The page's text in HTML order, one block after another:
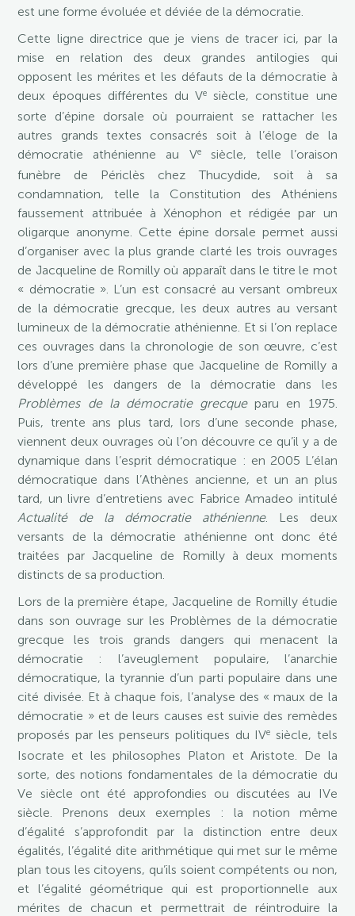
est une forme évoluée et déviée de la démocratie.
Cette ligne directrice que je viens de tracer ici, par la
mise en relation des deux grandes antilogies qui
opposent les mérites et les défauts de la démocratie à
deux époques différentes du Ve
siècle, constitue une
sorte d’épine dorsale où pourraient se rattacher les
autres grands textes consacrés soit à l’éloge de la
démocratie athénienne au Vesiècle, telle l’oraison
funèbre de Périclès chez Thucydide, soit à sa
condamnation, telle la Constitution des Athéniens
faussement attribuée à Xénophon et rédigée par un
oligarque anonyme. Cette épine dorsale permet aussi
d’organiser avec la plus grande clarté les trois ouvrages
de Jacqueline de Romilly où apparaît dans le titre le mot
« démocratie ». L’un est consacré au versant ombreux
de la démocratie grecque, les deux autres au versant
lumineux de la démocratie athénienne. Et si l’on replace
ces ouvrages dans la chronologie de son œuvre, c’est
lors d’une première phase que Jacqueline de Romilly a
développé les dangers de la démocratie dans les
Problèmes de la démocratie grecqueparu en 1975.
Puis, trente ans plus tard, lors d’une seconde phase,
viennent deux ouvrages où l’on découvre ce qu’il y a de
dynamique dans l’esprit démocratique : en 2005 L’élan
démocratique dans l’Athènes ancienne, et un an plus
tard, un livre d’entretiens avec Fabrice Amadeo intitulé
Actualité de la démocratie athénienne. Les deux
versants de la démocratie athénienne ont donc été
traitées par Jacqueline de Romilly à deux moments
distincts de sa production.
Lors de la première étape, Jacqueline de Romilly étudie
dans son ouvrage sur les Problèmes de la démocratie
grecque les trois grands dangers qui menacent la
démocratie : l’aveuglement populaire, l’anarchie
démocratique, la tyrannie d’un parti populaire dans une
cité divisée. Et à chaque fois, l’analyse des « maux de la
démocratie » et de leurs causes est suivie des remèdes
proposés par les penseurs politiques du IVe siècle, tels
Isocrate et les philosophes Platon et Aristote. De la
sorte, des notions fondamentales de la démocratie du
Ve siècle ont été approfondies ou discutées au IVe
siècle. Prenons deux exemples : la notion même
d’égalité s’approfondit par la distinction entre deux
égalités, l’égalité dite arithmétique qui met sur le même
plan tous les citoyens, qu’ils soient compétents ou non,
et l’égalité géométrique qui est proportionnelle aux
mérites de chacun et permettrait de réintroduire la